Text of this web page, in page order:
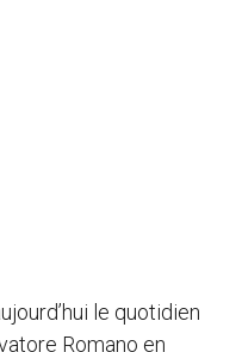
le quotidien
Romano en